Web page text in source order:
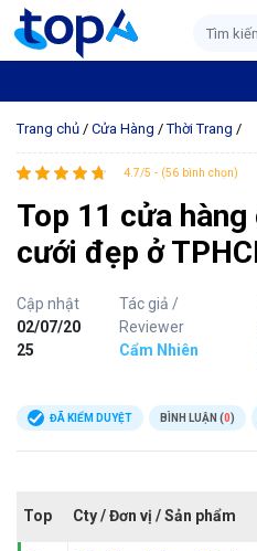
Trang chủ / Cửa Hàng /Thời Trang /
4.7/5 - (56 bình chọn)
Top 11 cửa
cưới đẹp ở
Cập nhật
02/07/20
25
Tác giả /
Reviewer
Cẩm Nhiên
ĐÃ KIỂM DUYỆT BÌNH LUẬN (0)
Top Cty / Đơn vị / Sản phẩm